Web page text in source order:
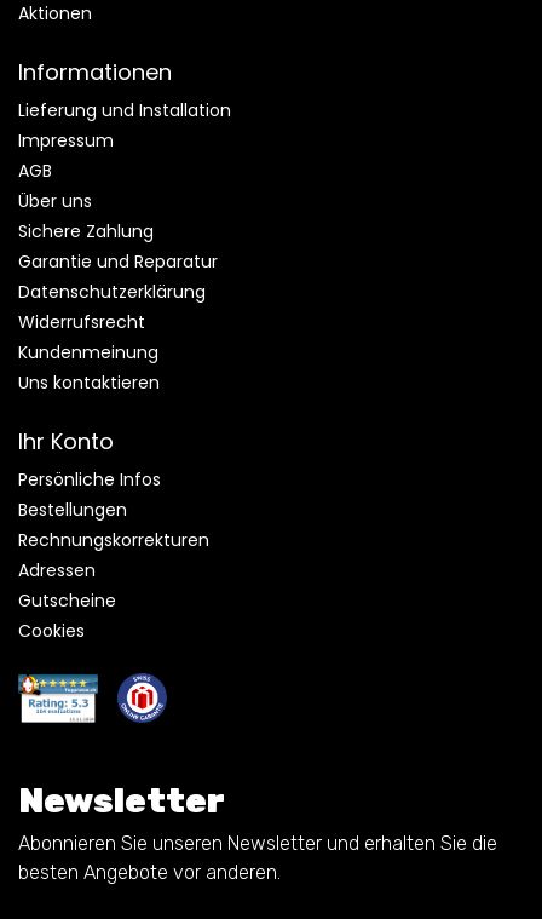
Aktionen
Informationen
Lieferung und Installation
Impressum
AGB
Über uns
Sichere Zahlung
Garantie und Reparatur
Datenschutzerklärung
Widerrufsrecht
Kundenmeinung
Uns kontaktieren
Ihr Konto
Persönliche Infos
Bestellungen
Rechnungskorrekturen
Adressen
Gutscheine
Cookies
Newsletter
Abonnieren Sie unseren Newsletter und erhalten Sie die
besten Angebote vor anderen.